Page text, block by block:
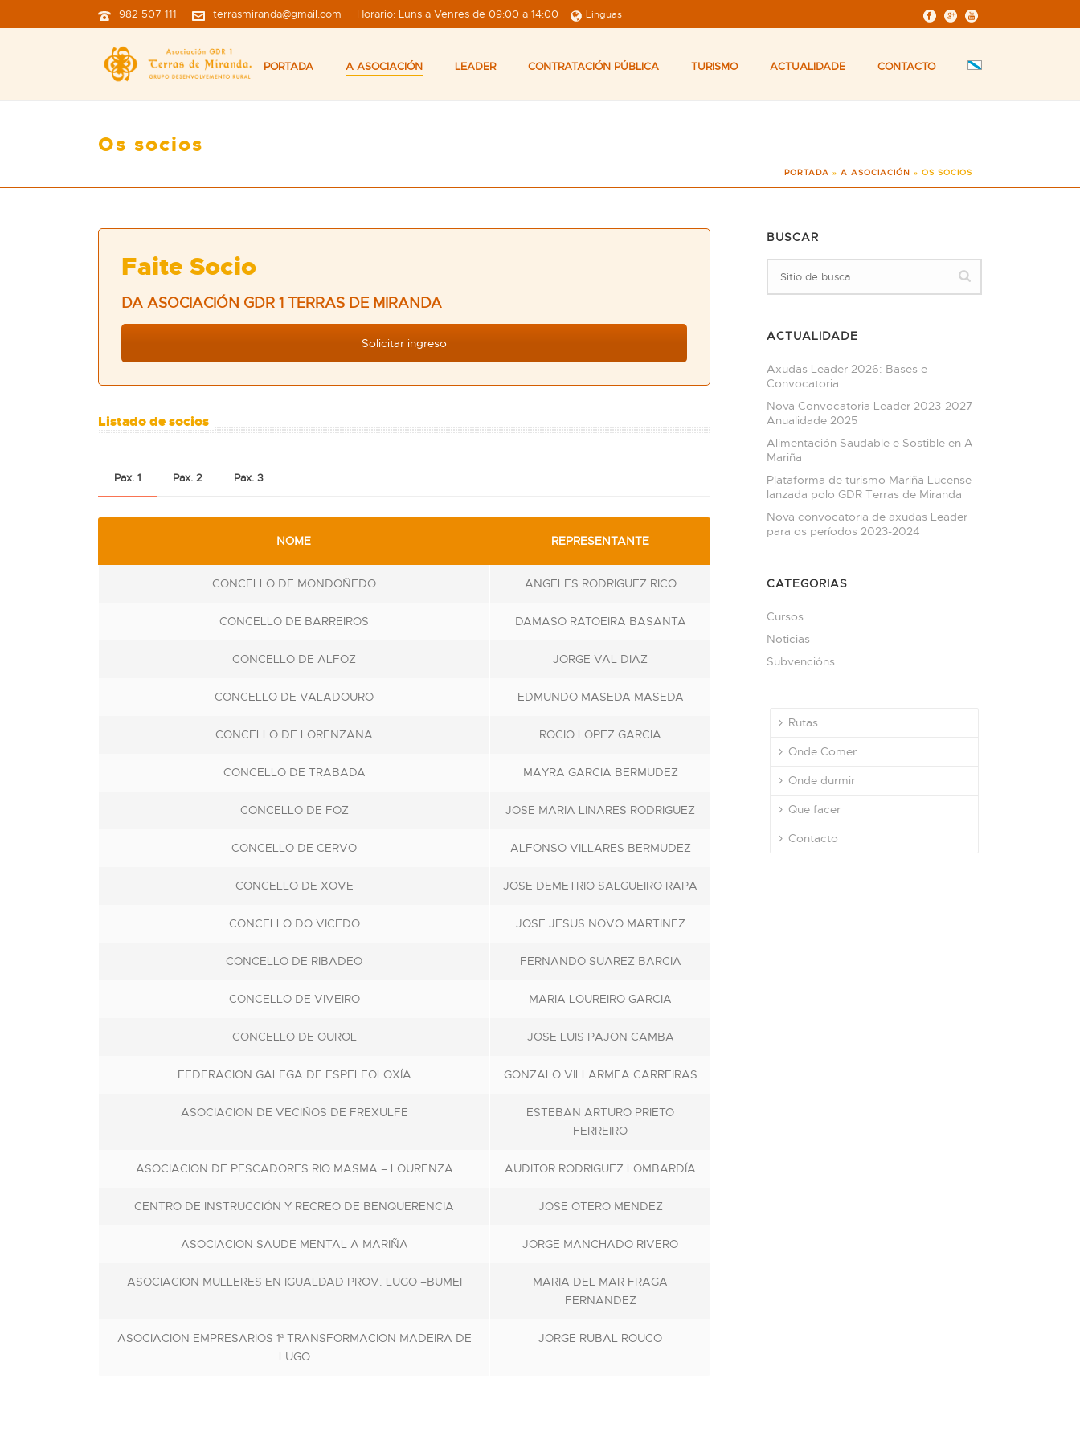
982 507 111 terrasmiranda@gmail.com Horario: Luns a Venres de 09:00 a 14:00 Linguas
PORTADA A ASOCIACIÓN LEADER CONTRATACIÓN PÚBLICA TURISMO ACTUALIDADE CONTACTO
Os socios
PORTADA » A ASOCIACIÓN » OS SOCIOS
Faite Socio
DA ASOCIACIÓN GDR 1 TERRAS DE MIRANDA
Solicitar ingreso
Listado de socios
Pax. 1 Pax. 2 Pax. 3
NOME REPRESENTANTE
CONCELLO DE MONDOÑEDO ANGELES RODRIGUEZ RICO
CONCELLO DE BARREIROS DAMASO RATOEIRA BASANTA
CONCELLO DE ALFOZ JORGE VAL DIAZ
CONCELLO DE VALADOURO EDMUNDO MASEDA MASEDA
CONCELLO DE LORENZANA ROCIO LOPEZ GARCIA
CONCELLO DE TRABADA MAYRA GARCIA BERMUDEZ
CONCELLO DE FOZ JOSE MARIA LINARES RODRIGUEZ
CONCELLO DE CERVO ALFONSO VILLARES BERMUDEZ
CONCELLO DE XOVE JOSE DEMETRIO SALGUEIRO RAPA
CONCELLO DO VICEDO JOSE JESUS NOVO MARTINEZ
CONCELLO DE RIBADEO FERNANDO SUAREZ BARCIA
CONCELLO DE VIVEIRO MARIA LOUREIRO GARCIA
CONCELLO DE OUROL JOSE LUIS PAJON CAMBA
FEDERACION GALEGA DE ESPELEOLOXÍA GONZALO VILLARMEA CARREIRAS
ASOCIACION DE VECIÑOS DE FREXULFE
ESTEBAN ARTURO PRIETO
FERREIRO
ASOCIACION DE PESCADORES RIO MASMA – LOURENZA AUDITOR RODRIGUEZ LOMBARDÍA
CENTRO DE INSTRUCCIÓN Y RECREO DE BENQUERENCIA JOSE OTERO MENDEZ
ASOCIACION SAUDE MENTAL A MARIÑA JORGE MANCHADO RIVERO
ASOCIACION MULLERES EN IGUALDAD PROV. LUGO –BUMEI
MARIA DEL MAR FRAGA
FERNANDEZ
ASOCIACION EMPRESARIOS 1ª TRANSFORMACION MADEIRA DE
LUGO
JORGE RUBAL ROUCO
BUSCAR
ACTUALIDADE
Axudas Leader 2026: Bases e
Convocatoria
Nova Convocatoria Leader 2023-2027
Anualidade 2025
Alimentación Saudable e Sostible en A
Mariña
Plataforma de turismo Mariña Lucense
lanzada polo GDR Terras de Miranda
Nova convocatoria de axudas Leader
para os períodos 2023-2024
CATEGORIAS
Cursos
Noticias
Subvencións
Rutas
Onde Comer
Onde durmir
Que facer
Contacto